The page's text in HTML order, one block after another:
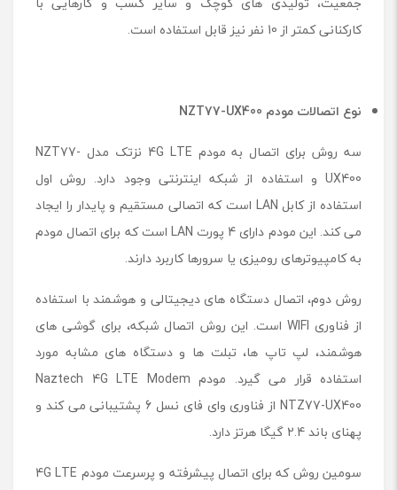
کارکنانی کمتر از 10 نفر نیز قابل استفاده است.
نوع اتصالات مودم NZT77-UX400
سه روش برای اتصال به مودم 4G LTE نزتک مدل NZT77-
UX400 و استفاده از شبکه اینترنتی وجود دارد. روش اول
استفاده از کابل LAN است که اتصالی مستقیم و پایدار را ایجاد
می کند. این مودم دارای 4 پورت LAN است که برای اتصال مودم
به کامپیوترهای رومیزی یا سرورها کاربرد دارند.
روش دوم، اتصال دستگاه های دیجیتالی و هوشمند با استفاده
از فناوری WIFI است. این روش اتصال شبکه، برای گوشی های
هوشمند، لپ تاپ ها، تبلت ها و دستگاه های مشابه مورد
استفاده قرار می گیرد. مودم Naztech 4G LTE Modem
NTZ77-UX400 از فناوری وای فای نسل 6 پشتیبانی می کند و
پهنای باند 2.4 گیگا هرتز دارد.
سومین روش که برای اتصال پیشرفته و پرسرعت مودم 4G LTE